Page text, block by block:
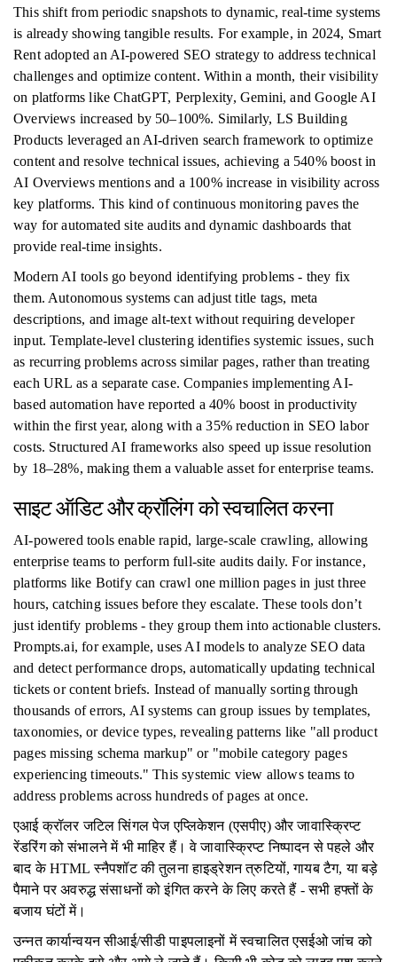
This shift from periodic snapshots to dynamic, real-time systems
is already showing tangible results. For example, in 2024, Smart
Rent adopted an AI-powered SEO strategy to address technical
challenges and optimize content. Within a month, their visibility
on platforms like ChatGPT, Perplexity, Gemini, and Google AI
Overviews increased by 50–100%. Similarly, LS Building
Products leveraged an AI-driven search framework to optimize
content and resolve technical issues, achieving a 540% boost in
AI Overviews mentions and a 100% increase in visibility across
key platforms. This kind of continuous monitoring paves the
way for automated site audits and dynamic dashboards that
provide real-time insights.
Modern AI tools go beyond identifying problems - they fix
them. Autonomous systems can adjust title tags, meta
descriptions, and image alt-text without requiring developer
input. Template-level clustering identifies systemic issues, such
as recurring problems across similar pages, rather than treating
each URL as a separate case. Companies implementing AI-
based automation have reported a 40% boost in productivity
within the first year, along with a 35% reduction in SEO labor
costs. Structured AI frameworks also speed up issue resolution
by 18–28%, making them a valuable asset for enterprise teams.
साइट ऑडिट और क्रॉलिंग को स्वचालित करना
AI-powered tools enable rapid, large-scale crawling, allowing
enterprise teams to perform full-site audits daily. For instance,
platforms like Botify can crawl one million pages in just three
hours, catching issues before they escalate. These tools don’t
just identify problems - they group them into actionable clusters.
Prompts.ai, for example, uses AI models to analyze SEO data
and detect performance drops, automatically updating technical
tickets or content briefs. Instead of manually sorting through
thousands of errors, AI systems can group issues by templates,
taxonomies, or device types, revealing patterns like "all product
pages missing schema markup" or "mobile category pages
experiencing timeouts." This systemic view allows teams to
address problems across hundreds of pages at once.
एआई क्रॉलर जटिल सिंगल पेज एप्लिकेशन (एसपीए) और जावास्क्रिप्ट
रेंडरिंग को संभालने में भी माहिर हैं। वे जावास्क्रिप्ट निष्पादन से पहले और
बाद के HTML स्नैपशॉट की तुलना हाइड्रेशन त्रुटियों, गायब टैग, या बड़े
पैमाने पर अवरुद्ध संसाधनों को इंगित करने के लिए करते हैं - सभी हफ्तों के
बजाय घंटों में।
उन्नत कार्यान्वयन सीआई/सीडी पाइपलाइनों में स्वचालित एसईओ जांच को